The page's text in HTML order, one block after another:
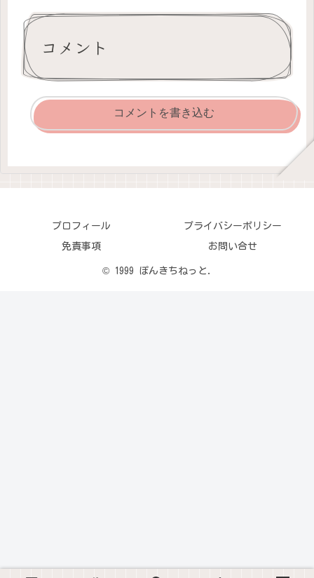
コメント
コメントを書き込む
プロフィール プライバシーポリシー
免責事項 お問い合せ
© 1999 ぽんきちねっと.